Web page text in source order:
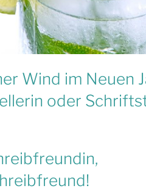
Wind im Neuen
oder